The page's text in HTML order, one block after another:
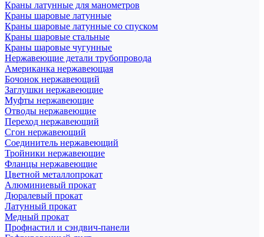
Краны латунные для манометров
Краны шаровые латунные
Краны шаровые латунные со спуском
Краны шаровые стальные
Краны шаровые чугунные
Нержавеющие детали трубопровода
Американка нержавеющая
Бочонок нержавеющий
Заглушки нержавеющие
Муфты нержавеющие
Отводы нержавеющие
Переход нержавеющий
Сгон нержавеющий
Соединитель нержавеющий
Тройники нержавеющие
Фланцы нержавеющие
Цветной металлопрокат
Алюминиевый прокат
Дюралевый прокат
Латунный прокат
Медный прокат
Профнастил и сэндвич-панели